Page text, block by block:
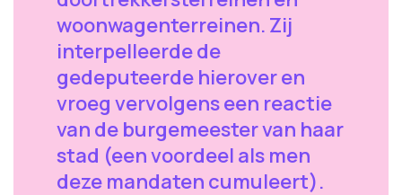
woonwagenterreinen. Zij
interpelleerde de
gedeputeerde hierover en
vroeg vervolgens een reactie
van de burgemeester van haar
stad (een voordeel als men
deze mandaten cumuleert).